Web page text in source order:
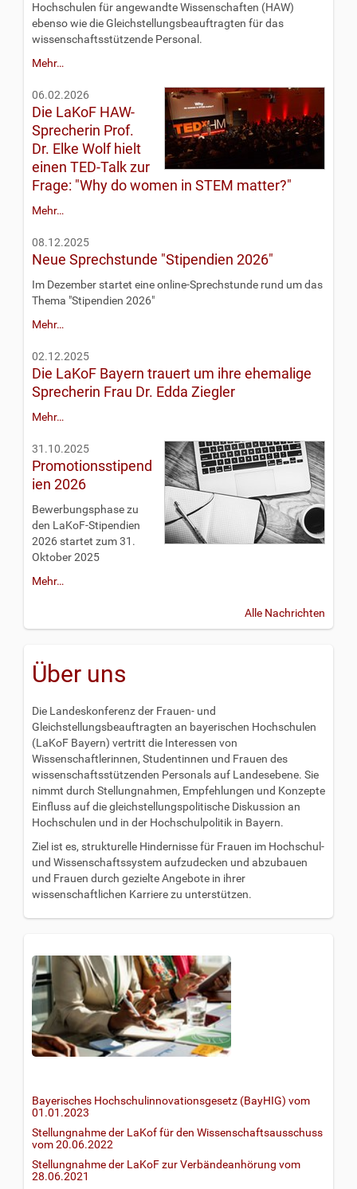
Hochschulen für angewandte Wissenschaften (HAW)
ebenso wie die Gleichstellungsbeauftragten für das
wissenschaftsstützende Personal.
Mehr…
06.02.2026
Die LaKoF HAW-
Sprecherin Prof.
Dr. Elke Wolf hielt
einen TED-Talk zur
Frage: "Why do women in STEM matter?"
Mehr…
08.12.2025
Neue Sprechstunde "Stipendien 2026"
Im Dezember startet eine online-Sprechstunde rund um das
Thema "Stipendien 2026"
Mehr…
02.12.2025
Die LaKoF Bayern trauert um ihre ehemalige
Sprecherin Frau Dr. Edda Ziegler
Mehr…
31.10.2025
Promotionsstipend
ien 2026
Bewerbungsphase zu
den LaKoF-Stipendien
2026 startet zum 31.
Oktober 2025
Mehr…
Alle Nachrichten
Über uns
Die Landeskonferenz der Frauen- und
Gleichstellungsbeauftragten an bayerischen Hochschulen
(LaKoF Bayern) vertritt die Interessen von
Wissenschaftlerinnen, Studentinnen und Frauen des
wissenschaftsstützenden Personals auf Landesebene. Sie
nimmt durch Stellungnahmen, Empfehlungen und Konzepte
Einfluss auf die gleichstellungspolitische Diskussion an
Hochschulen und in der Hochschulpolitik in Bayern.
Ziel ist es, strukturelle Hindernisse für Frauen im Hochschul-
und Wissenschaftssystem aufzudecken und abzubauen
und Frauen durch gezielte Angebote in ihrer
wissenschaftlichen Karriere zu unterstützen.
Bayerisches Hochschulinnovationsgesetz (BayHIG) vom
01.01.2023
Stellungnahme der LaKof für den Wissenschaftsausschuss
vom 20.06.2022
Stellungnahme der LaKoF zur Verbändeanhörung vom
28.06.2021